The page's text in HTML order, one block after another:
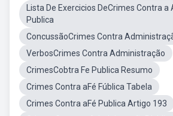
Lista De Exercicios DeCrimes Contra
Publica
ConcussãoCrimes Contra
VerbosCrimes Contra Administração
CrimesCobtra Fe Publica Resumo
Crimes Contra aFé Fública Tabela
Crimes Contra aFé Publica Artigo 193